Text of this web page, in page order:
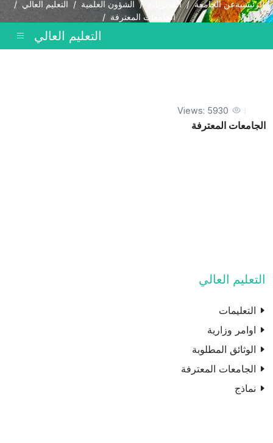
الرئيسيةعن الجامعة المديريات الشؤون العلمية
التعليم العالي
الجامعات المعترفة
التعليم العالي
Views: 5930
الجامعات المعترفة
التعليم العالي
التعليمات
اوامر وزارية
الوثائق المطلوبة
الجامعات المعترفة
نماذج